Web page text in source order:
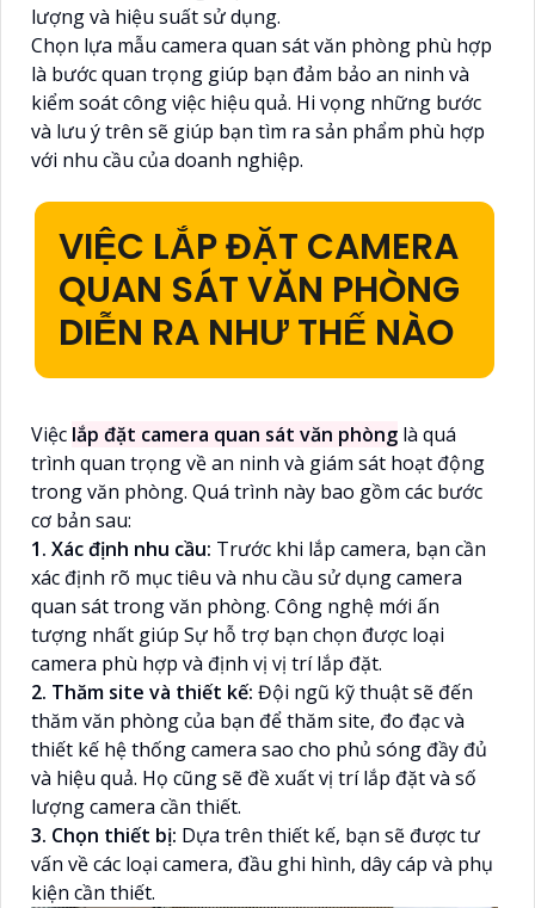
lượng và hiệu suất sử dụng.
Chọn lựa mẫu camera quan sát văn phòng phù hợp
là bước quan trọng giúp bạn đảm bảo an ninh và
kiểm soát công việc hiệu quả. Hi vọng những bước
và lưu ý trên sẽ giúp bạn tìm ra sản phẩm phù hợp
với nhu cầu của doanh nghiệp.
VIỆC LẮP ĐẶT CAMERA
QUAN SÁT VĂN PHÒNG
DIỄN RA NHƯ THẾ NÀO
Việc lắp đặt camera quan sát văn phòng là quá
trình quan trọng về an ninh và giám sát hoạt động
trong văn phòng. Quá trình này bao gồm các bước
cơ bản sau:
1. Xác định nhu cầu: Trước khi lắp camera, bạn cần
xác định rõ mục tiêu và nhu cầu sử dụng camera
quan sát trong văn phòng. Công nghệ mới ấn
tượng nhất giúp Sự hỗ trợ bạn chọn được loại
camera phù hợp và định vị vị trí lắp đặt.
2. Thăm site và thiết kế: Đội ngũ kỹ thuật sẽ đến
thăm văn phòng của bạn để thăm site, đo đạc và
thiết kế hệ thống camera sao cho phủ sóng đầy đủ
và hiệu quả. Họ cũng sẽ đề xuất vị trí lắp đặt và số
lượng camera cần thiết.
3. Chọn thiết bị: Dựa trên thiết kế, bạn sẽ được tư
vấn về các loại camera, đầu ghi hình, dây cáp và phụ
kiện cần thiết.